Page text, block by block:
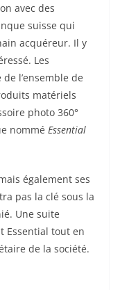
avec des
suisse qui
acquéreur. Il y
Les
l’ensemble de
matériels
photo 360°
nommé Essential
également ses
pas la clé sous la
Une suite
Essential tout en
de la société.